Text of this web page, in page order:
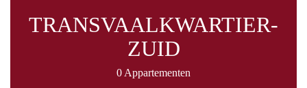
TRANSVAALKWARTIER-
ZUID
0 Appartementen